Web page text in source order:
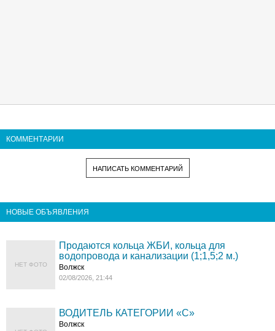
КОММЕНТАРИИ
НАПИСАТЬ КОММЕНТАРИЙ
НОВЫЕ ОБЪЯВЛЕНИЯ
НЕТ ФОТО
Продаются кольца ЖБИ, кольца для
водопровода и канализации (1;1,5;2 м.)
Волжск
02/08/2026, 21:44
ВОДИТЕЛЬ КАТЕГОРИИ «C»
Волжск